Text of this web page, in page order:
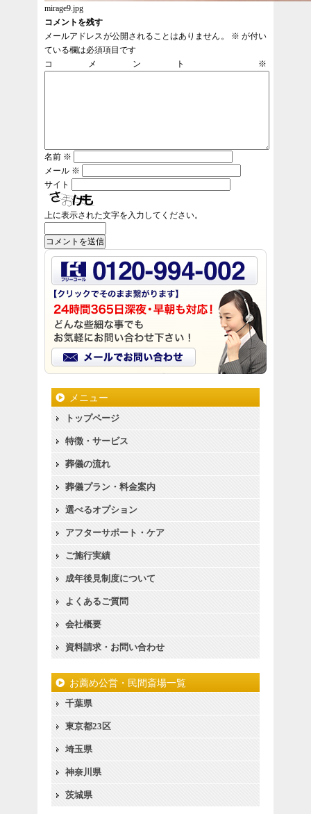
mirage9.jpg
コメントを残す
メールアドレスが公開されることはありません。
※ が付い
ている欄は必須項目です
コメント ※
名前 ※
メール ※
サイト
上に表示された文字を入力してください。
メニュー
トップページ
特徴・サービス
葬儀の流れ
葬儀プラン・料金案内
選べるオプション
アフターサポート・ケア
ご施行実績
成年後見制度について
よくあるご質問
会社概要
資料請求・お問い合わせ
お薦め公営・民間斎場一覧
千葉県
東京都23区
埼玉県
神奈川県
茨城県